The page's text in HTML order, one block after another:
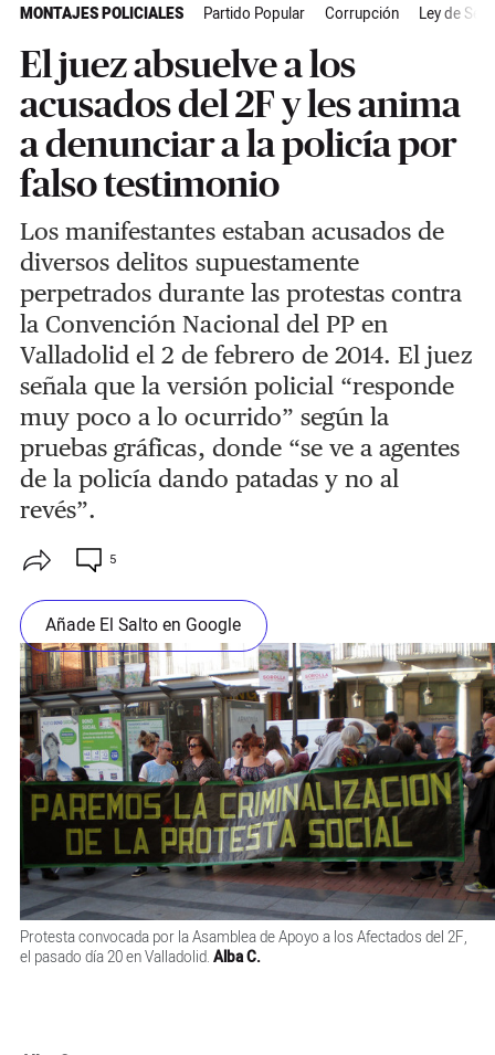
MONTAJES POLICIALES Partido Popular Corrupción Ley de
El juez absuelve a los
acusados del 2F y les anima
a denunciar a la policía por
falso testimonio
Los manifestantes estaban acusados de
diversos delitos supuestamente
perpetrados durante las protestas contra
la Convención Nacional del PP en
Valladolid el 2 de febrero de 2014. El juez
señala que la versión policial “responde
muy poco a lo ocurrido” según la
pruebas gráficas, donde “se ve a agentes
de la policía dando patadas y no al
revés”.
5
Añade El Salto en Google
Protesta convocada por la Asamblea de Apoyo a los Afectados del 2F,
el pasado día 20 en Valladolid. Alba C.